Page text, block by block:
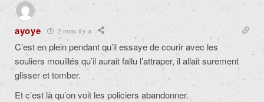
ayoye 2 mois il y a
C’est en plein pendant qu’il essaye de courir avec les
souliers mouillés qu’il aurait fallu l’attraper, il allait surement
glisser et tomber.
Et c’est là qu’on voit les policiers abandonner.